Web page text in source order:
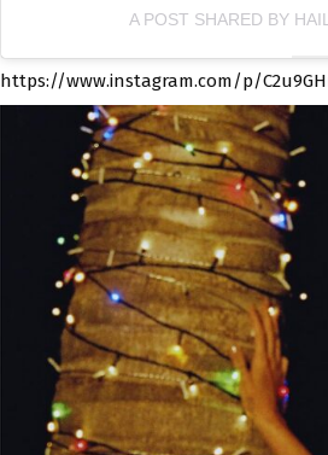
A POST SHARED BY
https://www.instagram.com/p/